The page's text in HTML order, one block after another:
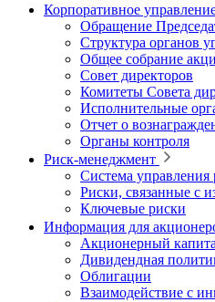
Корпоративное
Обращение
Структура органов
Общее собрание
Совет директоров
Комитеты Совета
Исполнительные
Отчет о
Органы контроля
Риск-менеджмент
Система управления
Риски, связанные с
Ключевые риски
Информация для
Акционерный
Дивидендная
Облигации
Взаимодействие с